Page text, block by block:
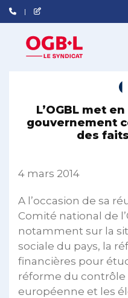
L’OGBL met
gouvernement
des
4 mars 2014
A l’occasion de sa
Comité national de
notamment sur la
sociale du pays, la
financières pour
réforme du
européenne et les